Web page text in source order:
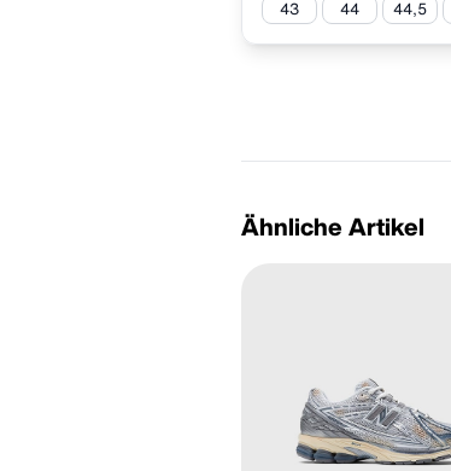
43 44 44,5
Ähnliche Artikel